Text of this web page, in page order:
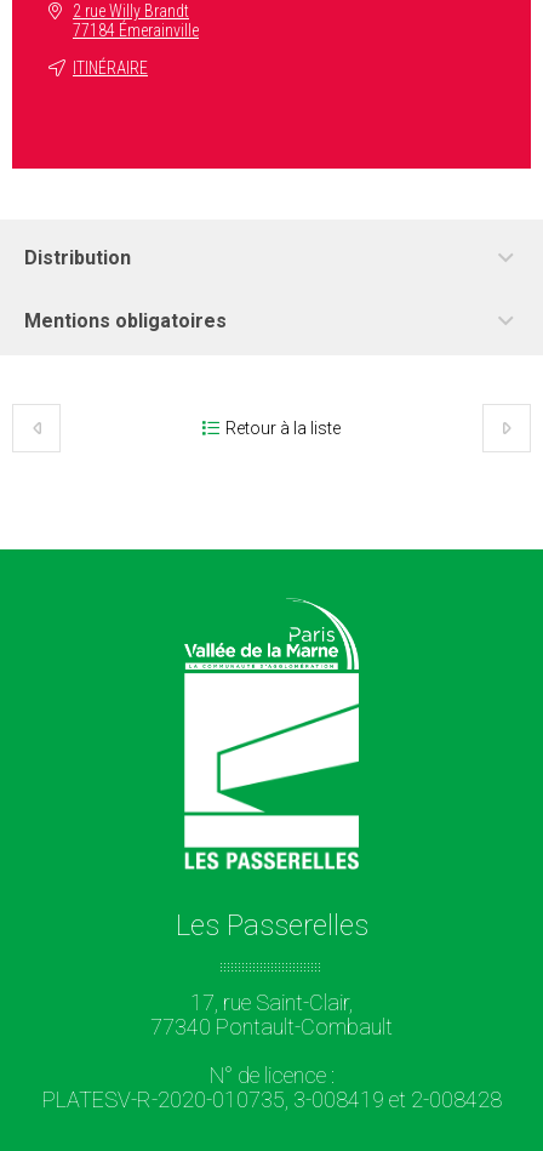
2 rue Willy Brandt
77184 Émerainville
ITINÉRAIRE
Distribution
Mentions obligatoires
Retour à la liste
Les Passerelles
17, rue Saint-Clair,
77340 Pontault-Combault
N° de licence :
PLATESV-R-2020-010735, 3-008419 et 2-008428